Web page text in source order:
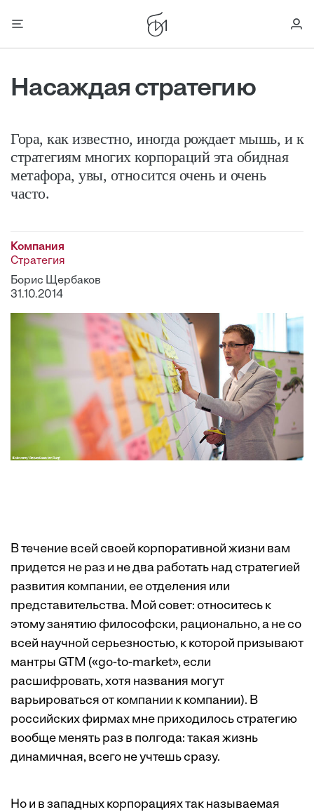
Насаждая стратегию
Гора, как известно, иногда рождает мышь, и к
стратегиям многих корпораций эта обидная
метафора, увы, относится очень и очень
часто.
Компания
Стратегия
Борис Щербаков
31.10.2014
В течение всей своей корпоративной жизни вам
придется не раз и не два работать над стратегией
развития компании, ее отделения или
представительства. Мой совет: относитесь к
этому занятию философски, рационально, а не со
всей научной серьезностью, к которой призывают
мантры GTM («go-to-market», если
расшифровать, хотя названия могут
варьироваться от компании к компании). В
российских фирмах мне приходилось стратегию
вообще менять раз в полгода: такая жизнь
динамичная, всего не учтешь сразу.
Но и в западных корпорациях так называемая